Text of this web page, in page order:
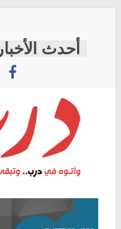
content
درب
وأتوه